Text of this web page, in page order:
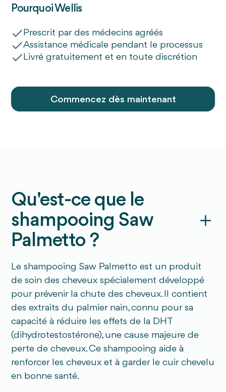
Pourquoi Wellis
Prescrit par des médecins agréés
Assistance médicale pendant le processus
Livré gratuitement et en toute discrétion
Commencez dès maintenant
Qu'est-ce que le
shampooing Saw
Palmetto ?
Le shampooing Saw Palmetto est un produit
de soin des cheveux spécialement développé
pour prévenir la chute des cheveux. Il contient
des extraits du palmier nain, connu pour sa
capacité à réduire les effets de la DHT
(dihydrotestostérone), une cause majeure de
perte de cheveux. Ce shampooing aide à
renforcer les cheveux et à garder le cuir chevelu
en bonne santé.